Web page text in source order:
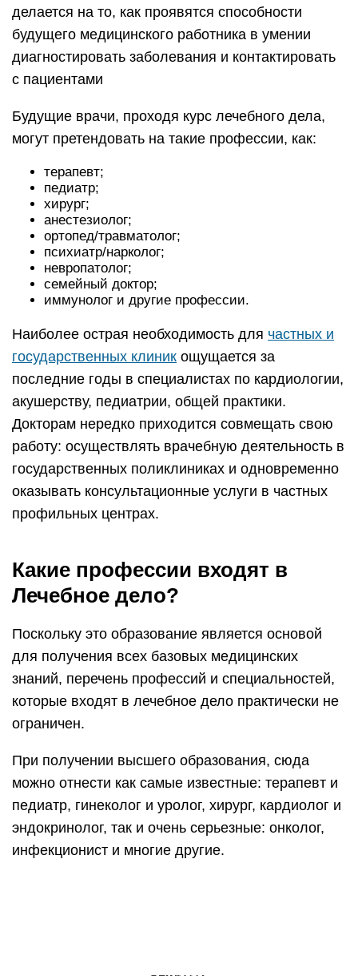
делается на то, как проявятся способности
будущего медицинского работника в умении
диагностировать заболевания и контактировать
с пациентами
Будущие врачи, проходя курс лечебного дела,
могут претендовать на такие профессии, как:
терапевт;
педиатр;
хирург;
анестезиолог;
ортопед/травматолог;
психиатр/нарколог;
невропатолог;
семейный доктор;
иммунолог и другие профессии.
Наиболее острая необходимость для частных и
государственных клиник ощущается за
последние годы в специалистах по кардиологии,
акушерству, педиатрии, общей практики.
Докторам нередко приходится совмещать свою
работу: осуществлять врачебную деятельность в
государственных поликлиниках и одновременно
оказывать консультационные услуги в частных
профильных центрах.
Какие профессии входят в
Лечебное дело?
Поскольку это образование является основой
для получения всех базовых медицинских
знаний, перечень профессий и специальностей,
которые входят в лечебное дело практически не
ограничен.
При получении высшего образования, сюда
можно отнести как самые известные: терапевт и
педиатр, гинеколог и уролог, хирург, кардиолог и
эндокринолог, так и очень серьезные: онколог,
инфекционист и многие другие.